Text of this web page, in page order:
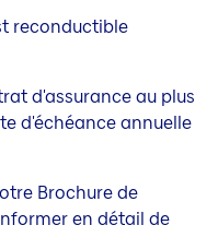
reconductible
d'assurance au plus
d'échéance annuelle
Brochure de
en détail de